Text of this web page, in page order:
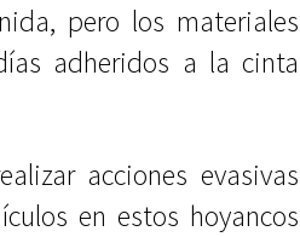
pero los materiales
adheridos a la cinta
acciones evasivas
en estos hoyancos